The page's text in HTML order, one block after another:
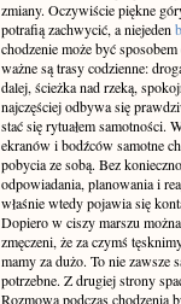
zmiany. Oczywiście piękne
potrafią zachwycić, a niejeden
chodzenie może być
ważne są trasy codzienne:
dalej, ścieżka nad rzeką,
najczęściej odbywa się
stać się rytuałem samotności.
ekranów i bodźców samotne
pobycia ze sobą. Bez
odpowiadania, planowania i
właśnie wtedy pojawia się
Dopiero w ciszy marszu
zmęczeni, że za czymś
mamy za dużo. To nie zawsze
potrzebne. Z drugiej strony
Rozmowa podczas chodzenia